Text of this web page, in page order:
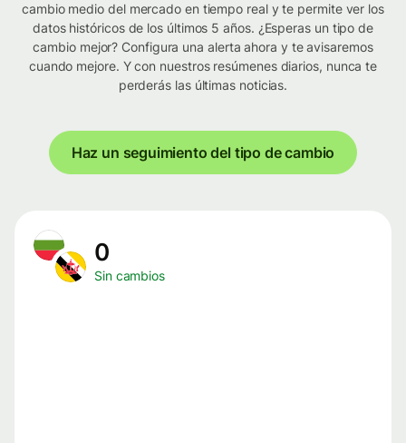
cambio medio del mercado en tiempo real y te permite ver los
datos históricos de los últimos 5 años. ¿Esperas un tipo de
cambio mejor? Configura una alerta ahora y te avisaremos
cuando mejore. Y con nuestros resúmenes diarios, nunca te
perderás las últimas noticias.
Haz un seguimiento del tipo de cambio
0
Sin cambios